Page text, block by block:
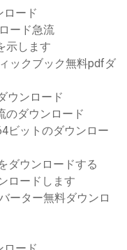
ロード
ード急流
示します
ックブック無料pdfダ
ウンロード
のダウンロード
ビットのダウンロー
ダウンロードする
ロードします
ーター無料ダウンロ